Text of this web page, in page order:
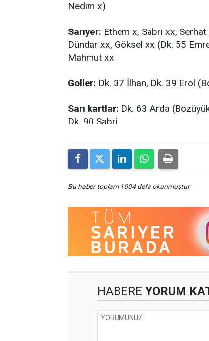
Nedim x)
Sarıyer: Ethem x, Sabri xx,
Dündar xx, Göksel xx (Dk. 55
Mahmut xx
Goller: Dk. 37 İlhan, Dk. 39 Erol
Sarı kartlar: Dk. 63 Arda
Dk. 90 Sabri
Bu haber toplam 1604 defa okunmuştur
HABERE YORUM